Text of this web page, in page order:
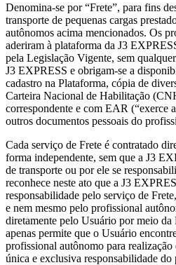
Denomina-se por “Frete”, para fins
transporte de pequenas cargas
autônomos acima mencionados. Os
aderiram à plataforma da J3
pela Legislação Vigente, sem
J3 EXPRESS e obrigam-se a
cadastro na Plataforma, cópia de
Carteira Nacional de Habilitação
correspondente e com EAR (“exerce
outros documentos pessoais do
Cada serviço de Frete é contratado
forma independente, sem que a J3
de transporte ou por ele se
reconhece neste ato que a J3
responsabilidade pelo serviço de
e nem mesmo pelo profissional
diretamente pelo Usuário por meio
apenas permite que o Usuário
profissional autônomo para realização
única e exclusiva responsabilidade